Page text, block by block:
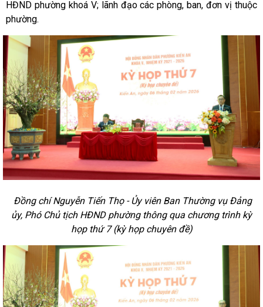
HĐND phường khoá V; lãnh đạo các phòng, ban, đơn vị thuộc
phường.
Đồng chí Nguyễn Tiến Thọ - Ủy viên Ban Thường vụ Đảng
ủy, Phó Chủ tịch HĐND phường thông qua chương trình kỳ
họp thứ 7 (kỳ họp chuyên đề)